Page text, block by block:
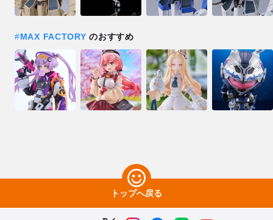
#MAX FACTORY のおすすめ
トップへ戻る